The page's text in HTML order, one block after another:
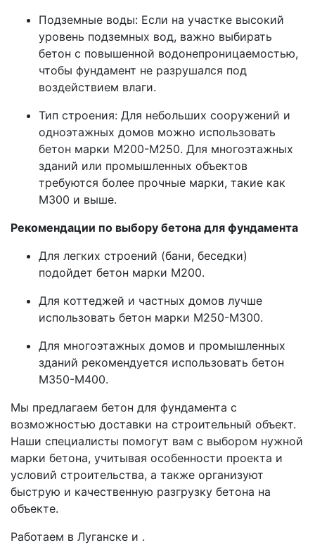
Подземные воды: Если на участке высокий
уровень подземных вод, важно выбирать
бетон с повышенной водонепроницаемостью,
чтобы фундамент не разрушался под
воздействием влаги.
Тип строения: Для небольших сооружений и
одноэтажных домов можно использовать
бетон марки М200-М250. Для многоэтажных
зданий или промышленных объектов
требуются более прочные марки, такие как
М300 и выше.
Рекомендации по выбору бетона для фундамента
Для легких строений (бани, беседки)
подойдет бетон марки М200.
Для коттеджей и частных домов лучше
использовать бетон марки М250-М300.
Для многоэтажных домов и промышленных
зданий рекомендуется использовать бетон
М350-М400.
Мы предлагаем бетон для фундамента с
возможностью доставки на строительный объект.
Наши специалисты помогут вам с выбором нужной
марки бетона, учитывая особенности проекта и
условий строительства, а также организуют
быструю и качественную разгрузку бетона на
объекте.
Работаем в Луганске и .